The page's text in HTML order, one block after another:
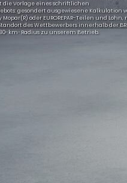
die Vorlage eines schriftlichen
gesondert ausgewiesene Kalkulation
oder EUROREPAR-Teilen und Lohn,
des Wettbewerbers innerhalb der
km-Radius zu unserem Betrieb.